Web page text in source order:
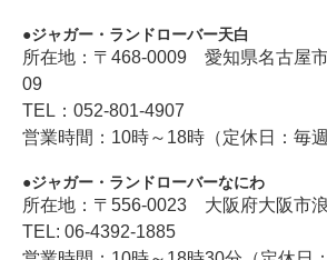
ジャガー・ランドローバー天白
所在地：〒468-0009 愛知県名古屋
09
TEL：052-801-4907
営業時間：10時～18時（定休日：毎週
ジャガー・ランドローバーなにわ
所在地：〒556-0023 大阪府大阪市
TEL: 06-4392-1885